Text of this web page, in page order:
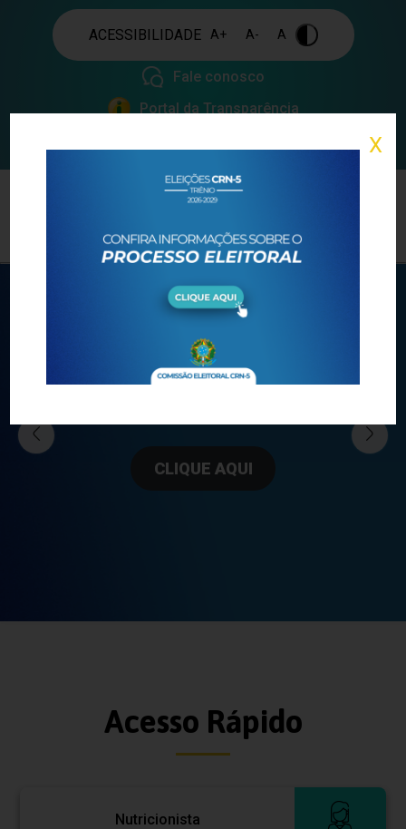
ACESSIBILIDADE A+ A- A .
Fale conosco
Portal da Transparência
ELEIÇÕES DO CRN-5 PARA O
TRIÊNIO 2026/2029
CLIQUE AQUI
Acesso Rápido
Nutricionista
X